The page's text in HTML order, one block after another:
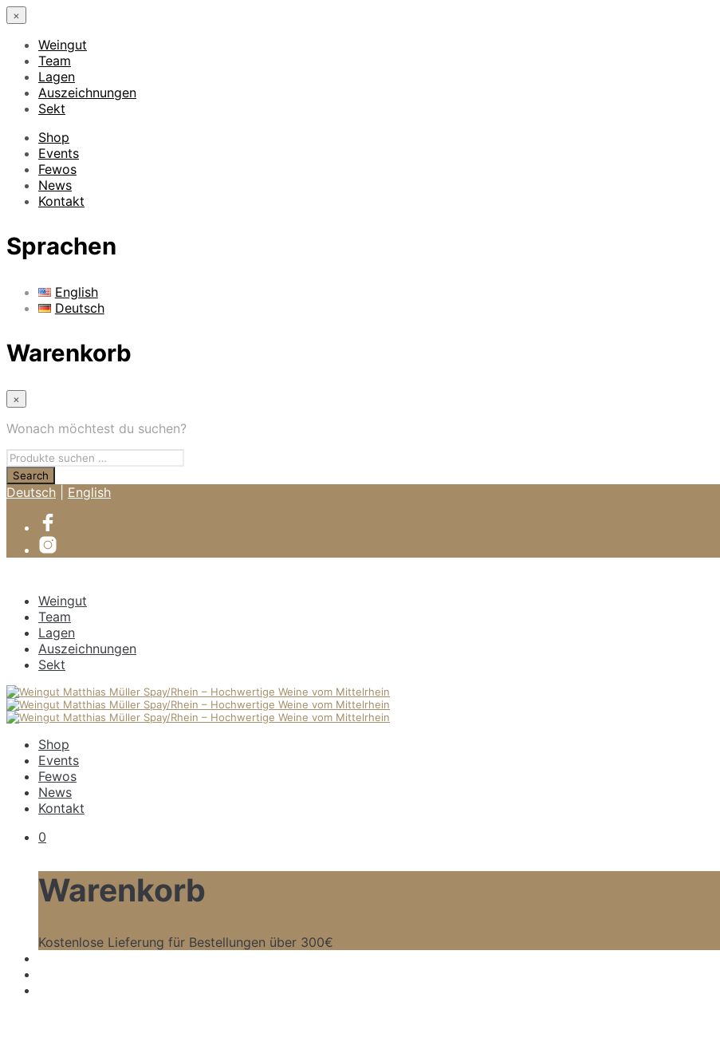
×
Weingut
Team
Lagen
Auszeichnungen
Sekt
Shop
Events
Fewos
News
Kontakt
Sprachen
English
Deutsch
Warenkorb
×
Wonach möchtest du suchen?
Deutsch English
Weingut
Team
Lagen
Auszeichnungen
Sekt
Shop
Events
Fewos
News
Kontakt
0
Warenkorb
Kostenlose Lieferung für Bestellungen über 300€